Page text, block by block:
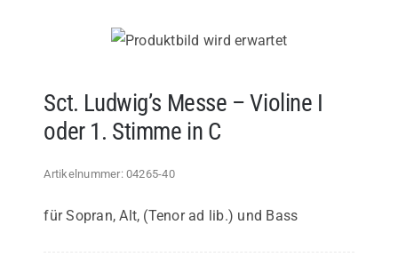
Kontakt
Sct. Ludwig’s Messe – Violine I
oder 1. Stimme in C
Artikelnummer: 04265-40
für Sopran, Alt, (Tenor ad lib.) und Bass